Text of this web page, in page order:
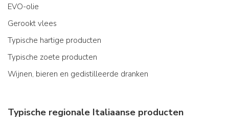
EVO-olie
Gerookt vlees
Typische hartige producten
Typische zoete producten
Wijnen, bieren en gedistilleerde dranken
Typische regionale Italiaanse producten